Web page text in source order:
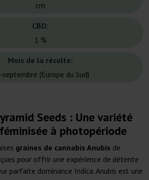
cm
CBD:
1 %
Mois de la récolte:
septembre (Europe du Sud)
Seeds : Une variété
à photopériode
graines de cannabis Anubis de
pour offrir une expérience de détente
parfaite dominance Indica. Anubis est une